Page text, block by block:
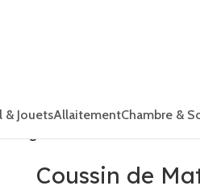
& JouetsAllaitementChambre &
Coussin de